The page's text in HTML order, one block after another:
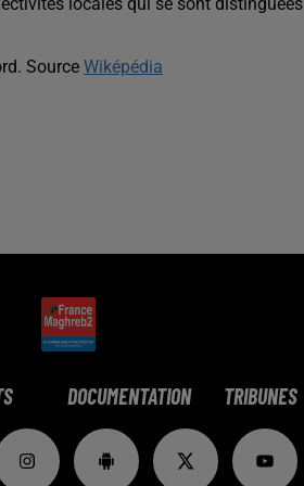
Source Wiképédia
DOCUMENTATION TRIBUNES